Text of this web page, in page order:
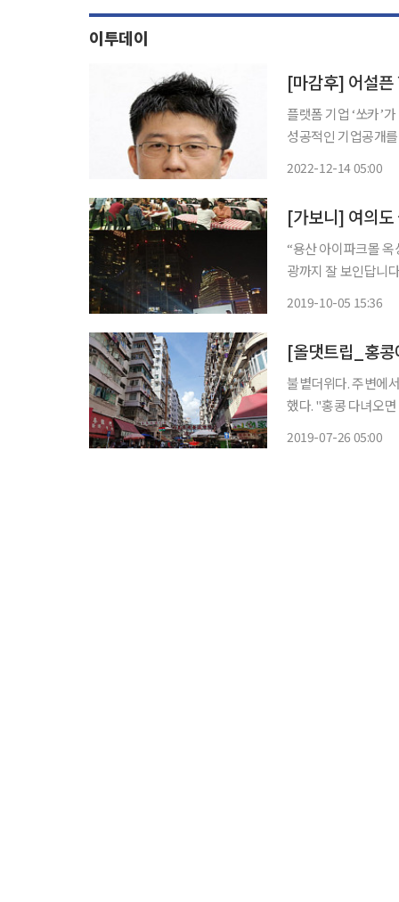
이투데이
[마감후] 어설픈
플랫폼 기업 ‘쏘카’
성공적인 기업공개
2022-12-14 05:00
[가보니] 여의
“용산 아이파크몰
광까지 잘 보인답니
2019-10-05 15:36
[올댓트립_홍
불볕더위다. 주변에
했다. "홍콩 다녀오
2019-07-26 05:00